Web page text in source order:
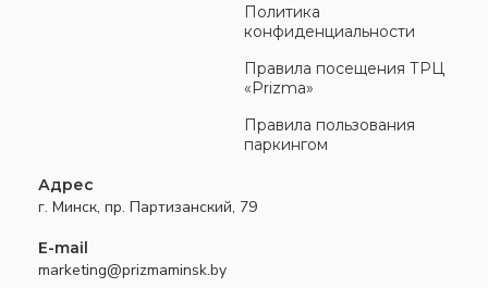
Политика
конфиденциальности
Правила посещения ТРЦ
«Prizma»
Правила пользования
паркингом
Адрес
г. Минск, пр. Партизанский, 79
E-mail
marketing@prizmaminsk.by